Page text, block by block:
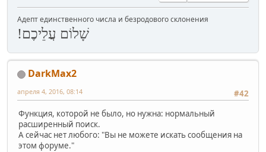
Адепт единственного числа и безродового склонения
שָׁלוֹם עֲלֵיכֶם!
DarkMax2
#42
апреля 4, 2016, 08:14
Функция, которой не было, но нужна: нормальный
расширенный поиск.
А сейчас нет любого: "Вы не можете искать сообщения на
этом форуме."